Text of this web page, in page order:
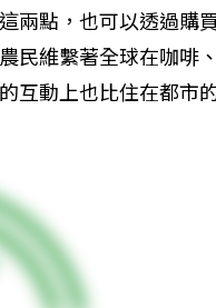
兩點，也可以透過購
民維繫著全球在咖啡
互動上也比住在都市